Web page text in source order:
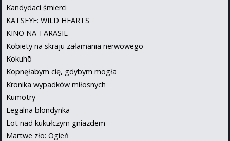
Kandydaci śmierci
KATSEYE: WILD HEARTS
KINO NA TARASIE
Kobiety na skraju załamania nerwowego
Kokuhō
Kopnęłabym cię, gdybym mogła
Kronika wypadków miłosnych
Kumotry
Legalna blondynka
Lot nad kukułczym gniazdem
Martwe zło: Ogień